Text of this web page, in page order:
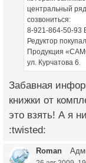
центральный
созвониться:
8-921-864-50-93
Редуктор
Продукция
ул. Курчатова 6.
Забавная
книжки от
это взять! А я
:twisted:
Roman